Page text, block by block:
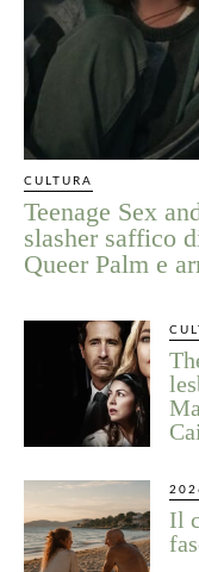
CULTURA
Teenage Sex
slasher saffico
Queer Palm e
Il